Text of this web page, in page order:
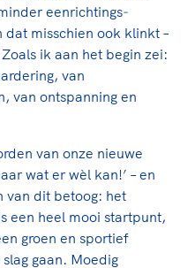
eenrichtings­
dat misschien ook klinkt –
ik aan het begin zei:
van
van ontspanning en
van onze nieuwe
wat er wèl kan!’ – en
van dit betoog: het
een heel mooi startpunt,
groen en sportief
gaan. Moedig